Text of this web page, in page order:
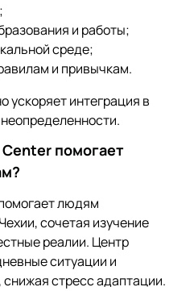
и работы;
среде;
и привычкам.
ускоряет интеграция в
помогает
людям
сочетая изучение
реалии. Центр
ситуации и
стресс адаптации.